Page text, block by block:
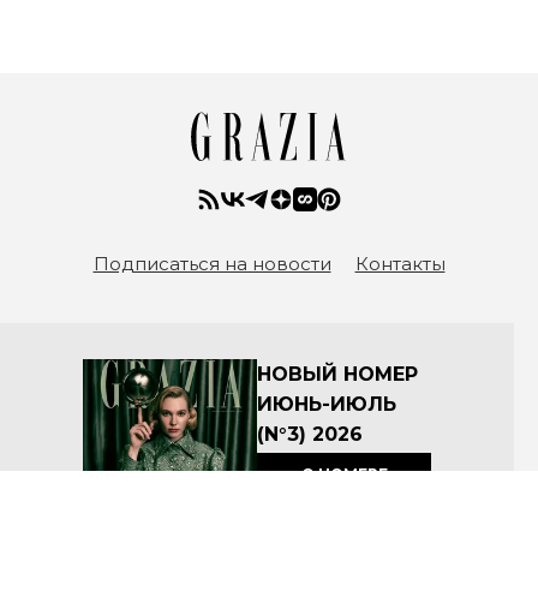
Подписаться на новости Контакты
НОВЫЙ НОМЕР
ИЮНЬ-ИЮЛЬ
(N°3) 2026
О НОМЕРЕ